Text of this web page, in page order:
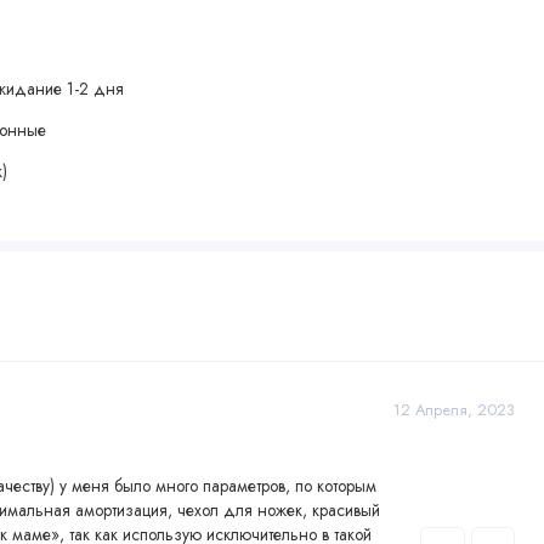
1-2 дня
12 Апреля, 2023
у меня было много параметров, по которым
амортизация, чехол для ножек, красивый
так как использую исключительно в такой